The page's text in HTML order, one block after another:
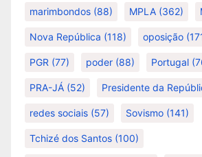
marimbondos (88) MPLA (362)
Nova República (118) oposição
PGR (77) poder (88) Portugal
PRA-JÁ (52) Presidente da
redes sociais (57) Sovismo (141)
Tchizé dos Santos (100)